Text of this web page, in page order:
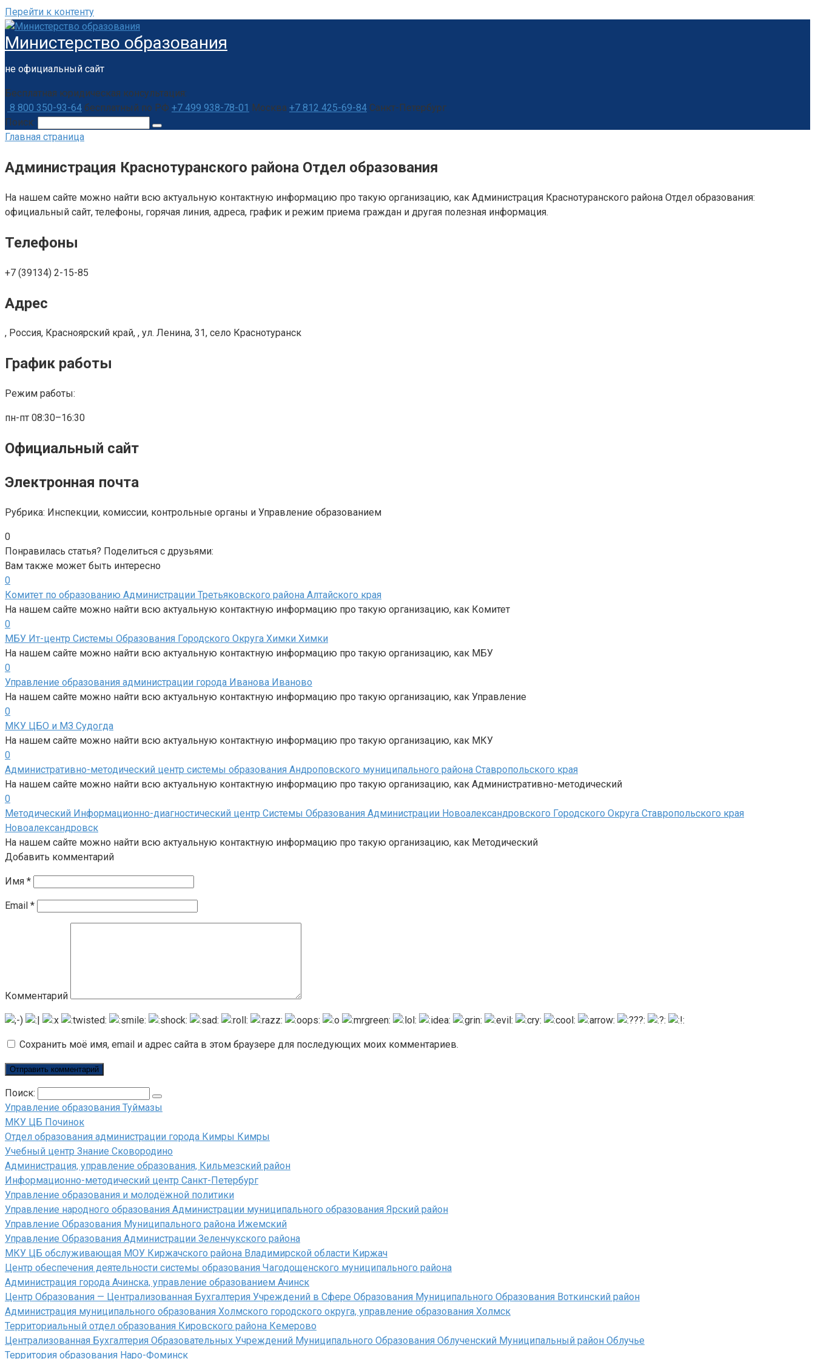
Перейти к контенту
Министерство образования
не официальный сайт
Бесплатная юридическая консультация:
8 800 350-93-64 бесплатный по РФ +7 499 938-78-01 Москва +7 812 425-69-84 Санкт-Петербург
Поиск:
Главная страница
Администрация Краснотуранского района Отдел образования
На нашем сайте можно найти всю актуальную контактную информацию про такую организацию, как Администрация Краснотуранского района Отдел образования:
официальный сайт, телефоны, горячая линия, адреса, график и режим приема граждан и другая полезная информация.
Телефоны
+7 (39134) 2-15-85
Адрес
, Россия, Красноярский край, , ул. Ленина, 31, село Краснотуранск
График работы
Режим работы:
пн-пт 08:30–16:30
Официальный сайт
Электронная почта
Рубрика: Инспекции, комиссии, контрольные органы и Управление образованием
0
Понравилась статья? Поделиться с друзьями:
Вам также может быть интересно
0
Комитет по образованию Администрации Третьяковского района Алтайского края
На нашем сайте можно найти всю актуальную контактную информацию про такую организацию, как Комитет
0
МБУ Ит-центр Системы Образования Городского Округа Химки Химки
На нашем сайте можно найти всю актуальную контактную информацию про такую организацию, как МБУ
0
Управление образования администрации города Иванова Иваново
На нашем сайте можно найти всю актуальную контактную информацию про такую организацию, как Управление
0
МКУ ЦБО и МЗ Судогда
На нашем сайте можно найти всю актуальную контактную информацию про такую организацию, как МКУ
0
Административно-методический центр системы образования Андроповского муниципального района Ставропольского края
На нашем сайте можно найти всю актуальную контактную информацию про такую организацию, как Административно-методический
0
Методический Информационно-диагностический центр Системы Образования Администрации Новоалександровского Городского Округа Ставропольского края
Новоалександровск
На нашем сайте можно найти всю актуальную контактную информацию про такую организацию, как Методический
Добавить комментарий
Имя *
Email *
Комментарий
Сохранить моё имя, email и адрес сайта в этом браузере для последующих моих комментариев.
Поиск:
Управление образования Туймазы
МКУ ЦБ Починок
Отдел образования администрации города Кимры Кимры
Учебный центр Знание Сковородино
Администрация, управление образования, Кильмезский район
Информационно-методический центр Санкт-Петербург
Управление образования и молодёжной политики
Управление народного образования Администрации муниципального образования Ярский район
Управление Образования Муниципального района Ижемский
Управление Образования Администрации Зеленчукского района
МКУ ЦБ обслуживающая МОУ Киржачского района Владимирской области Киржач
Центр обеспечения деятельности системы образования Чагодощенского муниципального района
Администрация города Ачинска, управление образованием Ачинск
Центр Образования — Централизованная Бухгалтерия Учреждений в Сфере Образования Муниципального Образования Воткинский район
Администрация муниципального образования Холмского городского округа, управление образования Холмск
Территориальный отдел образования Кировского района Кемерово
Централизованная Бухгалтерия Образовательных Учреждений Муниципального Образования Облученский Муниципальный район Облучье
Территория образования Наро-Фоминск